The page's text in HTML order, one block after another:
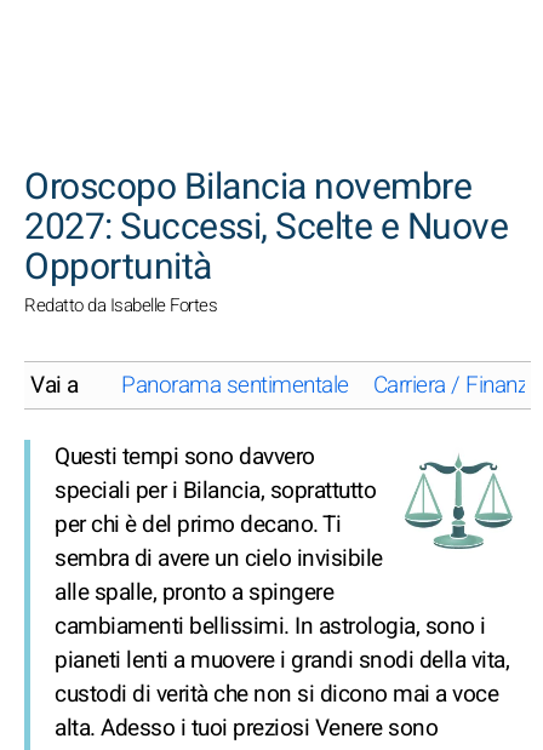
Oroscopo Bilancia novembre
2027: Successi, Scelte e Nuove
Opportunità
Redatto da Isabelle Fortes
Vai a Panorama sentimentale Carriera / Finanze
Questi tempi sono davvero
speciali per i Bilancia, soprattutto
per chi è del primo decano. Ti
sembra di avere un cielo invisibile
alle spalle, pronto a spingere
cambiamenti bellissimi. In astrologia, sono i
pianeti lenti a muovere i grandi snodi della vita,
custodi di verità che non si dicono mai a voce
alta. Adesso i tuoi preziosi Venere sono